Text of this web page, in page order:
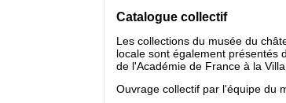
Catalogue collectif
Les collections du musée du
locale sont également présentés
de l'Académie de France à la Villa
Ouvrage collectif par l'équipe du